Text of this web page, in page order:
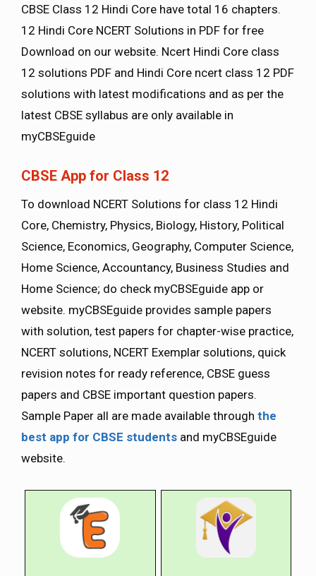
CBSE Class 12 Hindi Core have total 16 chapters.
12 Hindi Core NCERT Solutions in PDF for free
Download on our website. Ncert Hindi Core class
12 solutions PDF and Hindi Core ncert class 12 PDF
solutions with latest modifications and as per the
latest CBSE syllabus are only available in
myCBSEguide
CBSE App for Class 12
To download NCERT Solutions for class 12 Hindi
Core, Chemistry, Physics, Biology, History, Political
Science, Economics, Geography, Computer Science,
Home Science, Accountancy, Business Studies and
Home Science; do check myCBSEguide app or
website. myCBSEguide provides sample papers
with solution, test papers for chapter-wise practice,
NCERT solutions, NCERT Exemplar solutions, quick
revision notes for ready reference, CBSE guess
papers and CBSE important question papers.
Sample Paper all are made available through the
best app for CBSE students and myCBSEguide
website.